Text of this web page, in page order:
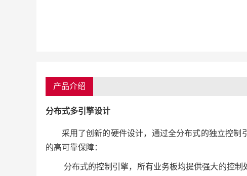
产品介绍
分布式多引擎设计
采用了创新的硬件设计，通过全分布式的独立控
的高可靠保障：
分布式的控制引擎，所有业务板均提供强大的控